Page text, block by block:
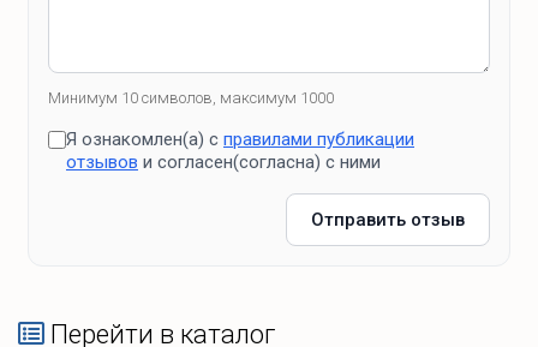
Минимум 10 символов, максимум 1000
Я ознакомлен(а) с правилами публикации
отзывов и согласен(согласна) с ними
Отправить отзыв
Перейти в каталог